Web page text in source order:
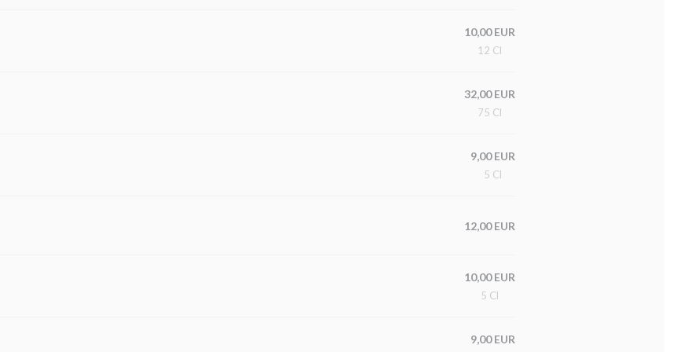
10,00 EUR
12 Cl
32,00 EUR
75 Cl
9,00 EUR
5 Cl
12,00 EUR
10,00 EUR
5 Cl
9,00 EUR